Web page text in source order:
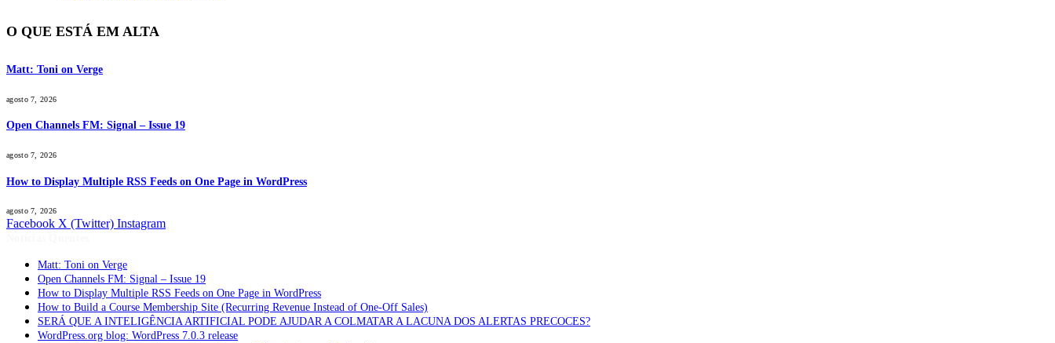
O QUE ESTÁ EM ALTA
Matt: Toni on Verge
agosto 7, 2026
Open Channels FM: Signal – Issue 19
agosto 7, 2026
How to Display Multiple RSS Feeds on One Page in WordPress
agosto 7, 2026
Facebook X (Twitter) Instagram
Matt: Toni on Verge
Open Channels FM: Signal – Issue 19
How to Display Multiple RSS Feeds on One Page in WordPress
How to Build a Course Membership Site (Recurring Revenue Instead of One-Off Sales)
SERÁ QUE A INTELIGÊNCIA ARTIFICIAL PODE AJUDAR A COLMATAR A LACUNA DOS ALERTAS PRECOCES?
WordPress.org blog: WordPress 7.0.3 release